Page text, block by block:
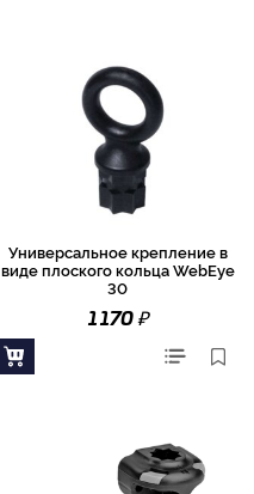
Универсальное крепление в
виде плоского кольца WebEye
30
1 170₽